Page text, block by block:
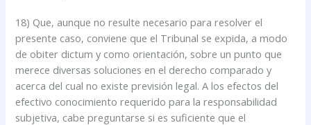
18) Que, aunque no resulte necesario para resolver el
presente caso, conviene que el Tribunal se expida, a modo
de obiter dictum y como orientación, sobre un punto que
merece diversas soluciones en el derecho comparado y
acerca del cual no existe previsión legal. A los efectos del
efectivo conocimiento requerido para la responsabilidad
subjetiva, cabe preguntarse si es suficiente que el